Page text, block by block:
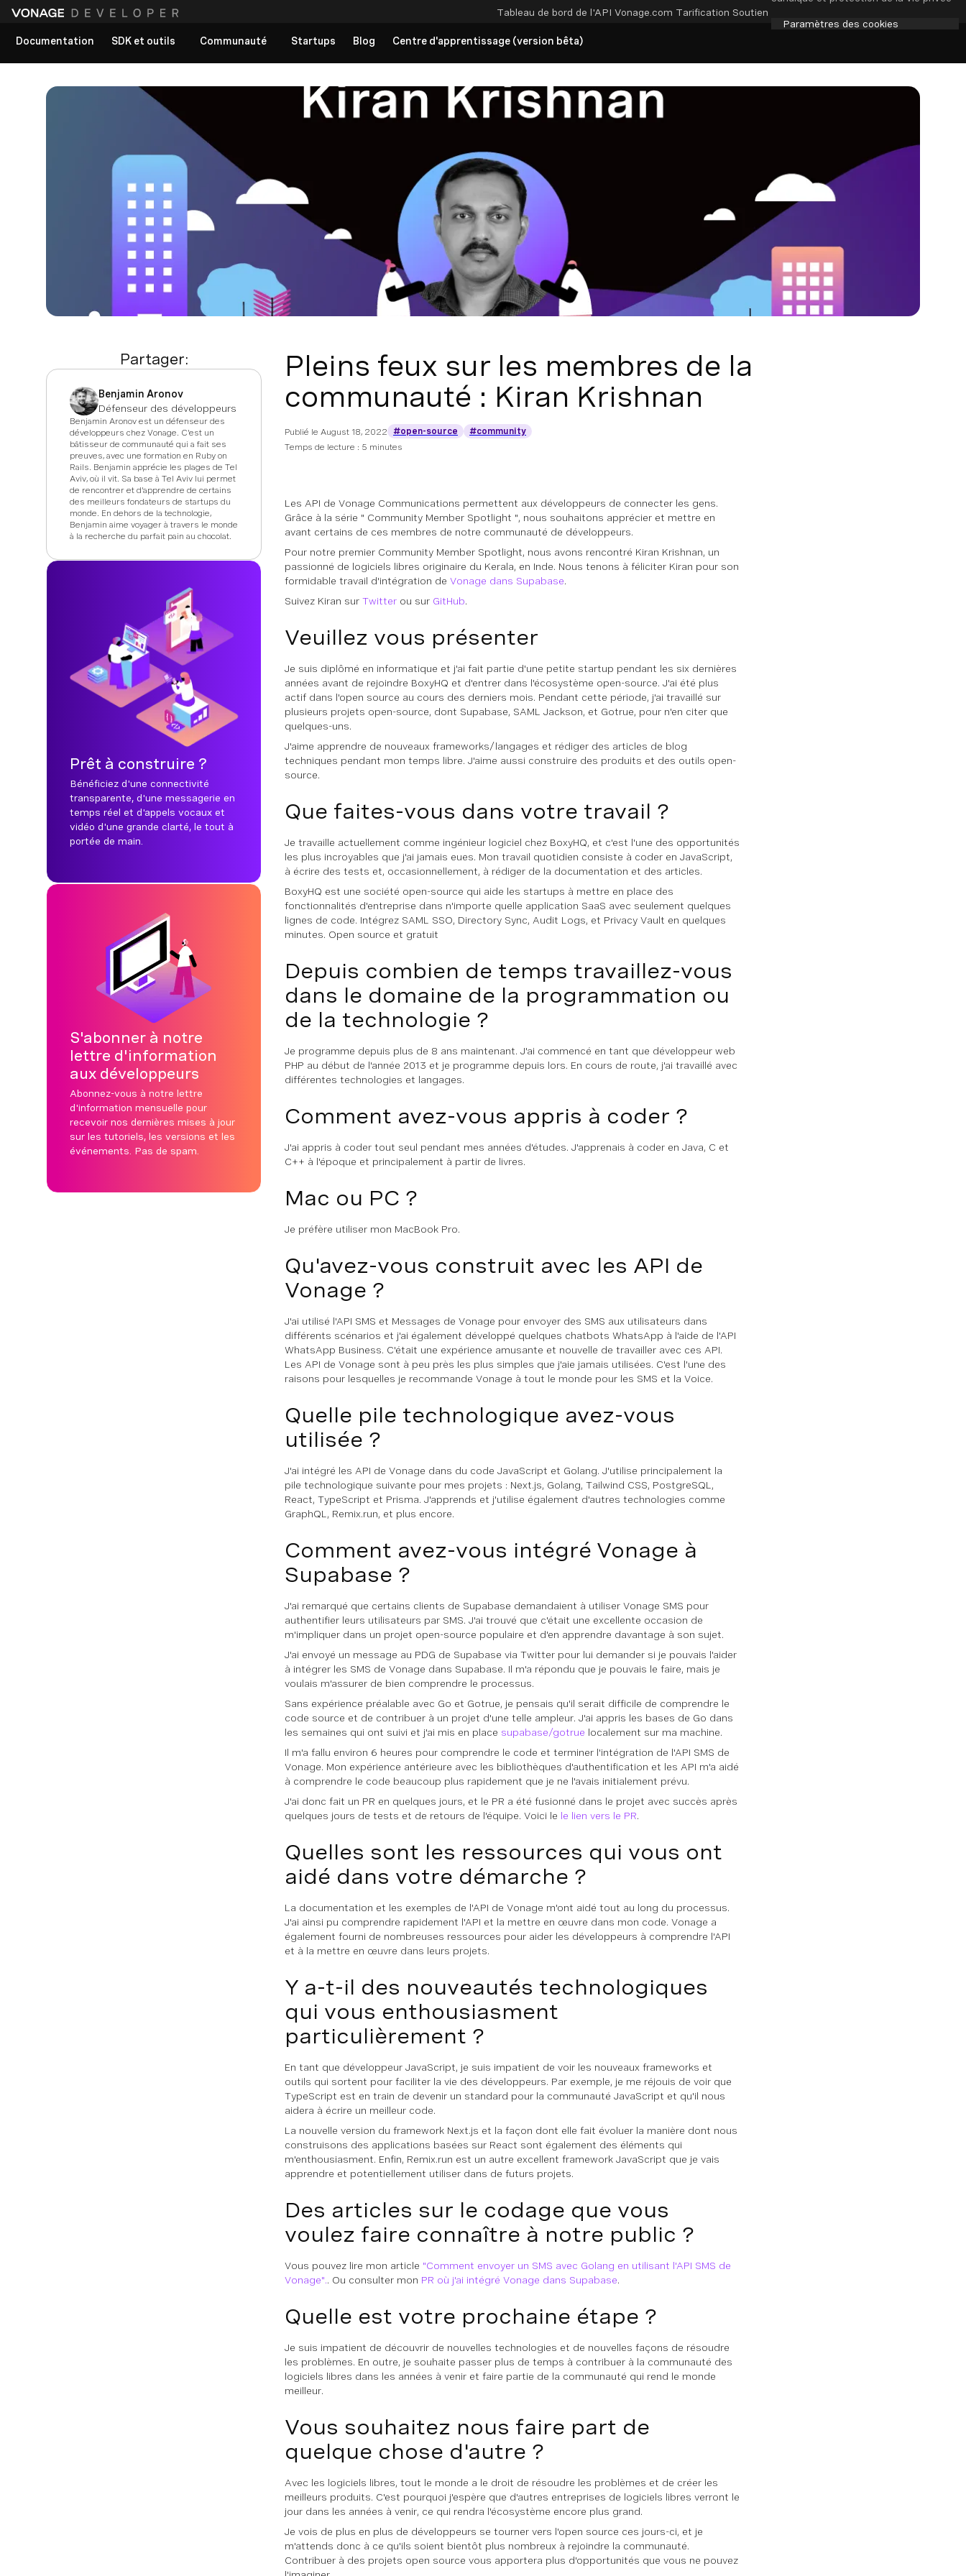
Tableau de bord de l'API Vonage.com Tarification Soutien
Paramètres des cookies
Documentation
SDK et outils Communauté Startups Blog Centre d'apprentissage (version bêta)
Partager:
Benjamin Aronov
Défenseur des développeurs
Benjamin Aronov est un défenseur des
développeurs chez Vonage. C'est un
bâtisseur de communauté qui a fait ses
preuves, avec une formation en Ruby on
Rails. Benjamin apprécie les plages de Tel
Aviv, où il vit. Sa base à Tel Aviv lui permet
de rencontrer et d'apprendre de certains
des meilleurs fondateurs de startups du
monde. En dehors de la technologie,
Benjamin aime voyager à travers le monde
à la recherche du parfait pain au chocolat.
Prêt à construire ?
Bénéficiez d'une connectivité
transparente, d'une messagerie en
temps réel et d'appels vocaux et
vidéo d'une grande clarté, le tout à
portée de main.
S'abonner à notre
lettre d'information
aux développeurs
Abonnez-vous à notre lettre
d'information mensuelle pour
recevoir nos dernières mises à jour
sur les tutoriels, les versions et les
événements. Pas de spam.
Pleins feux sur les membres de la
communauté : Kiran Krishnan
Publié le August 18, 2022 #open-source
#community
Temps de lecture : 5 minutes
Les API de Vonage Communications permettent aux développeurs de connecter les gens.
Grâce à la série " Community Member Spotlight ", nous souhaitons apprécier et mettre en
avant certains de ces membres de notre communauté de développeurs.
Pour notre premier Community Member Spotlight, nous avons rencontré Kiran Krishnan, un
passionné de logiciels libres originaire du Kerala, en Inde. Nous tenons à féliciter Kiran pour son
formidable travail d'intégration de Vonage dans Supabase.
Suivez Kiran sur Twitter ou sur GitHub.
Veuillez vous présenter
Je suis diplômé en informatique et j'ai fait partie d'une petite startup pendant les six dernières
années avant de rejoindre BoxyHQ et d'entrer dans l'écosystème open-source. J'ai été plus
actif dans l'open source au cours des derniers mois. Pendant cette période, j'ai travaillé sur
plusieurs projets open-source, dont Supabase, SAML Jackson, et Gotrue, pour n'en citer que
quelques-uns.
J'aime apprendre de nouveaux frameworks/langages et rédiger des articles de blog
techniques pendant mon temps libre. J'aime aussi construire des produits et des outils open-
source.
Que faites-vous dans votre travail ?
Je travaille actuellement comme ingénieur logiciel chez BoxyHQ, et c'est l'une des opportunités
les plus incroyables que j'ai jamais eues. Mon travail quotidien consiste à coder en JavaScript,
à écrire des tests et, occasionnellement, à rédiger de la documentation et des articles.
BoxyHQ est une société open-source qui aide les startups à mettre en place des
fonctionnalités d'entreprise dans n'importe quelle application SaaS avec seulement quelques
lignes de code. Intégrez SAML SSO, Directory Sync, Audit Logs, et Privacy Vault en quelques
minutes. Open source et gratuit
Depuis combien de temps travaillez-vous
dans le domaine de la programmation ou
de la technologie ?
Je programme depuis plus de 8 ans maintenant. J'ai commencé en tant que développeur web
PHP au début de l'année 2013 et je programme depuis lors. En cours de route, j'ai travaillé avec
différentes technologies et langages.
Comment avez-vous appris à coder ?
J'ai appris à coder tout seul pendant mes années d'études. J'apprenais à coder en Java, C et
C++ à l'époque et principalement à partir de livres.
Mac ou PC ?
Je préfère utiliser mon MacBook Pro.
Qu'avez-vous construit avec les API de
Vonage ?
J'ai utilisé l'API SMS et Messages de Vonage pour envoyer des SMS aux utilisateurs dans
différents scénarios et j'ai également développé quelques chatbots WhatsApp à l'aide de l'API
WhatsApp Business. C'était une expérience amusante et nouvelle de travailler avec ces API.
Les API de Vonage sont à peu près les plus simples que j'aie jamais utilisées. C'est l'une des
raisons pour lesquelles je recommande Vonage à tout le monde pour les SMS et la Voice.
Quelle pile technologique avez-vous
utilisée ?
J'ai intégré les API de Vonage dans du code JavaScript et Golang. J'utilise principalement la
pile technologique suivante pour mes projets : Next.js, Golang, Tailwind CSS, PostgreSQL,
React, TypeScript et Prisma. J'apprends et j'utilise également d'autres technologies comme
GraphQL, Remix.run, et plus encore.
Comment avez-vous intégré Vonage à
Supabase ?
J'ai remarqué que certains clients de Supabase demandaient à utiliser Vonage SMS pour
authentifier leurs utilisateurs par SMS. J'ai trouvé que c'était une excellente occasion de
m'impliquer dans un projet open-source populaire et d'en apprendre davantage à son sujet.
J'ai envoyé un message au PDG de Supabase via Twitter pour lui demander si je pouvais l'aider
à intégrer les SMS de Vonage dans Supabase. Il m'a répondu que je pouvais le faire, mais je
voulais m'assurer de bien comprendre le processus.
Sans expérience préalable avec Go et Gotrue, je pensais qu'il serait difficile de comprendre le
code source et de contribuer à un projet d'une telle ampleur. J'ai appris les bases de Go dans
les semaines qui ont suivi et j'ai mis en place supabase/gotrue localement sur ma machine.
Il m'a fallu environ 6 heures pour comprendre le code et terminer l'intégration de l'API SMS de
Vonage. Mon expérience antérieure avec les bibliothèques d'authentification et les API m'a aidé
à comprendre le code beaucoup plus rapidement que je ne l'avais initialement prévu.
J'ai donc fait un PR en quelques jours, et le PR a été fusionné dans le projet avec succès après
quelques jours de tests et de retours de l'équipe. Voici le le lien vers le PR.
Quelles sont les ressources qui vous ont
aidé dans votre démarche ?
La documentation et les exemples de l'API de Vonage m'ont aidé tout au long du processus.
J'ai ainsi pu comprendre rapidement l'API et la mettre en œuvre dans mon code. Vonage a
également fourni de nombreuses ressources pour aider les développeurs à comprendre l'API
et à la mettre en œuvre dans leurs projets.
Y a-t-il des nouveautés technologiques
qui vous enthousiasment
particulièrement ?
En tant que développeur JavaScript, je suis impatient de voir les nouveaux frameworks et
outils qui sortent pour faciliter la vie des développeurs. Par exemple, je me réjouis de voir que
TypeScript est en train de devenir un standard pour la communauté JavaScript et qu'il nous
aidera à écrire un meilleur code.
La nouvelle version du framework Next.js et la façon dont elle fait évoluer la manière dont nous
construisons des applications basées sur React sont également des éléments qui
m'enthousiasment. Enfin, Remix.run est un autre excellent framework JavaScript que je vais
apprendre et potentiellement utiliser dans de futurs projets.
Des articles sur le codage que vous
voulez faire connaître à notre public ?
Vous pouvez lire mon article "Comment envoyer un SMS avec Golang en utilisant l'API SMS de
Vonage".. Ou consulter mon PR où j'ai intégré Vonage dans Supabase.
Quelle est votre prochaine étape ?
Je suis impatient de découvrir de nouvelles technologies et de nouvelles façons de résoudre
les problèmes. En outre, je souhaite passer plus de temps à contribuer à la communauté des
logiciels libres dans les années à venir et faire partie de la communauté qui rend le monde
meilleur.
Vous souhaitez nous faire part de
quelque chose d'autre ?
Avec les logiciels libres, tout le monde a le droit de résoudre les problèmes et de créer les
meilleurs produits. C'est pourquoi j'espère que d'autres entreprises de logiciels libres verront le
jour dans les années à venir, ce qui rendra l'écosystème encore plus grand.
Je vois de plus en plus de développeurs se tourner vers l'open source ces jours-ci, et je
m'attends donc à ce qu'ils soient bientôt plus nombreux à rejoindre la communauté.
Contribuer à des projets open source vous apportera plus d'opportunités que vous ne pouvez